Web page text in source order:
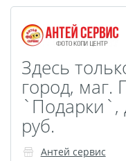
Оформление картин
Папки
Печать подарочных
сертификатов
Холст-Декор на
подрамнике
Выпускные виньетки
Рамки
Багет
Здесь
город, маг.
`Подарки`,
руб.
Антей сервис